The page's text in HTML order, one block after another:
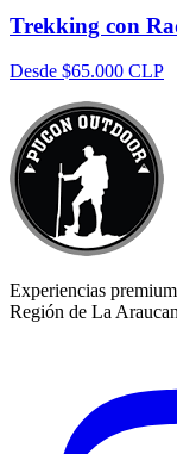
Trekking con
Desde $65.000 CLP
Experiencias
Región de La